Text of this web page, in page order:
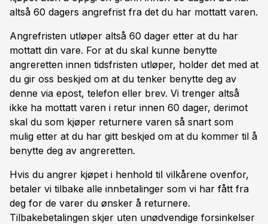
altså 60 dagers angrefrist fra det du har mottatt varen.
Angrefristen utløper altså 60 dager etter at du har
mottatt din vare. For at du skal kunne benytte
angreretten innen tidsfristen utløper, holder det med at
du gir oss beskjed om at du tenker benytte deg av
denne via epost, telefon eller brev. Vi trenger altså
ikke ha mottatt varen i retur innen 60 dager, derimot
skal du som kjøper returnere varen så snart som
mulig etter at du har gitt beskjed om at du kommer til å
benytte deg av angreretten.
Hvis du angrer kjøpet i henhold til vilkårene ovenfor,
betaler vi tilbake alle innbetalinger som vi har fått fra
deg for de varer du ønsker å returnere.
Tilbakebetalingen skjer uten unødvendige forsinkelser